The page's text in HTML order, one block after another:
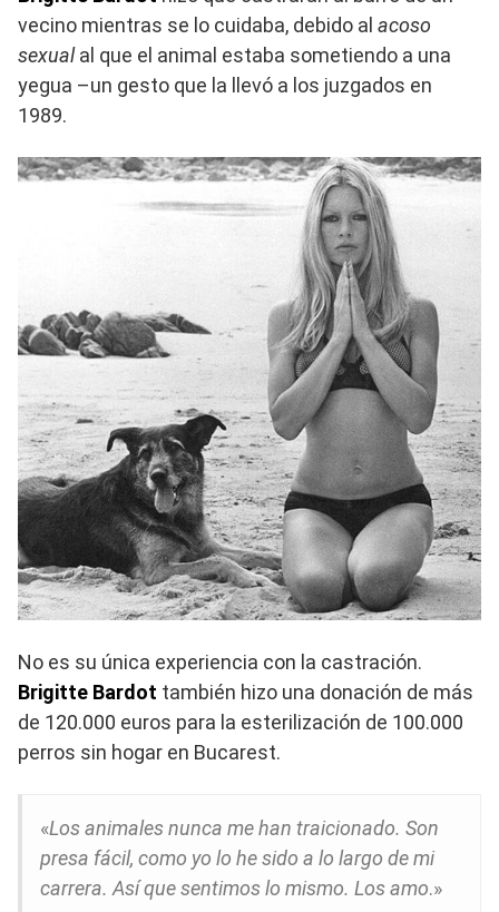
vecino mientras se lo cuidaba, debido al acoso
sexualal que el animal estaba sometiendo a una
yegua –un gesto que la llevó a los juzgados en
1989.
No es su única experiencia con la castración.
Brigitte Bardot también hizo una donación de más
de 120.000 euros para la esterilización de 100.000
perros sin hogar en Bucarest.
«Los animales nunca me han traicionado. Son
presa fácil, como yo lo he sido a lo largo de mi
carrera. Así que sentimos lo mismo. Los amo.»